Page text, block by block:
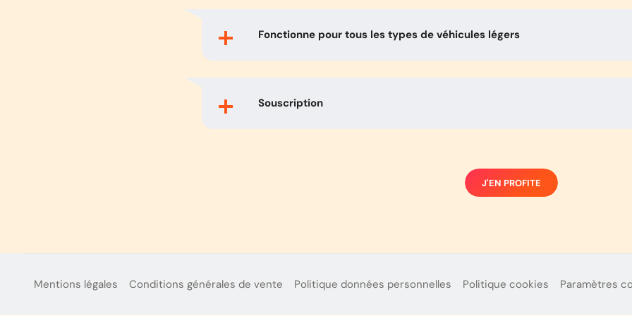
Fonctionne pour tous les types de véhicules légers
Souscription
J'EN PROFITE
Mentions légales Conditions générales de vente Politique données personnelles Politique cookies Paramètres